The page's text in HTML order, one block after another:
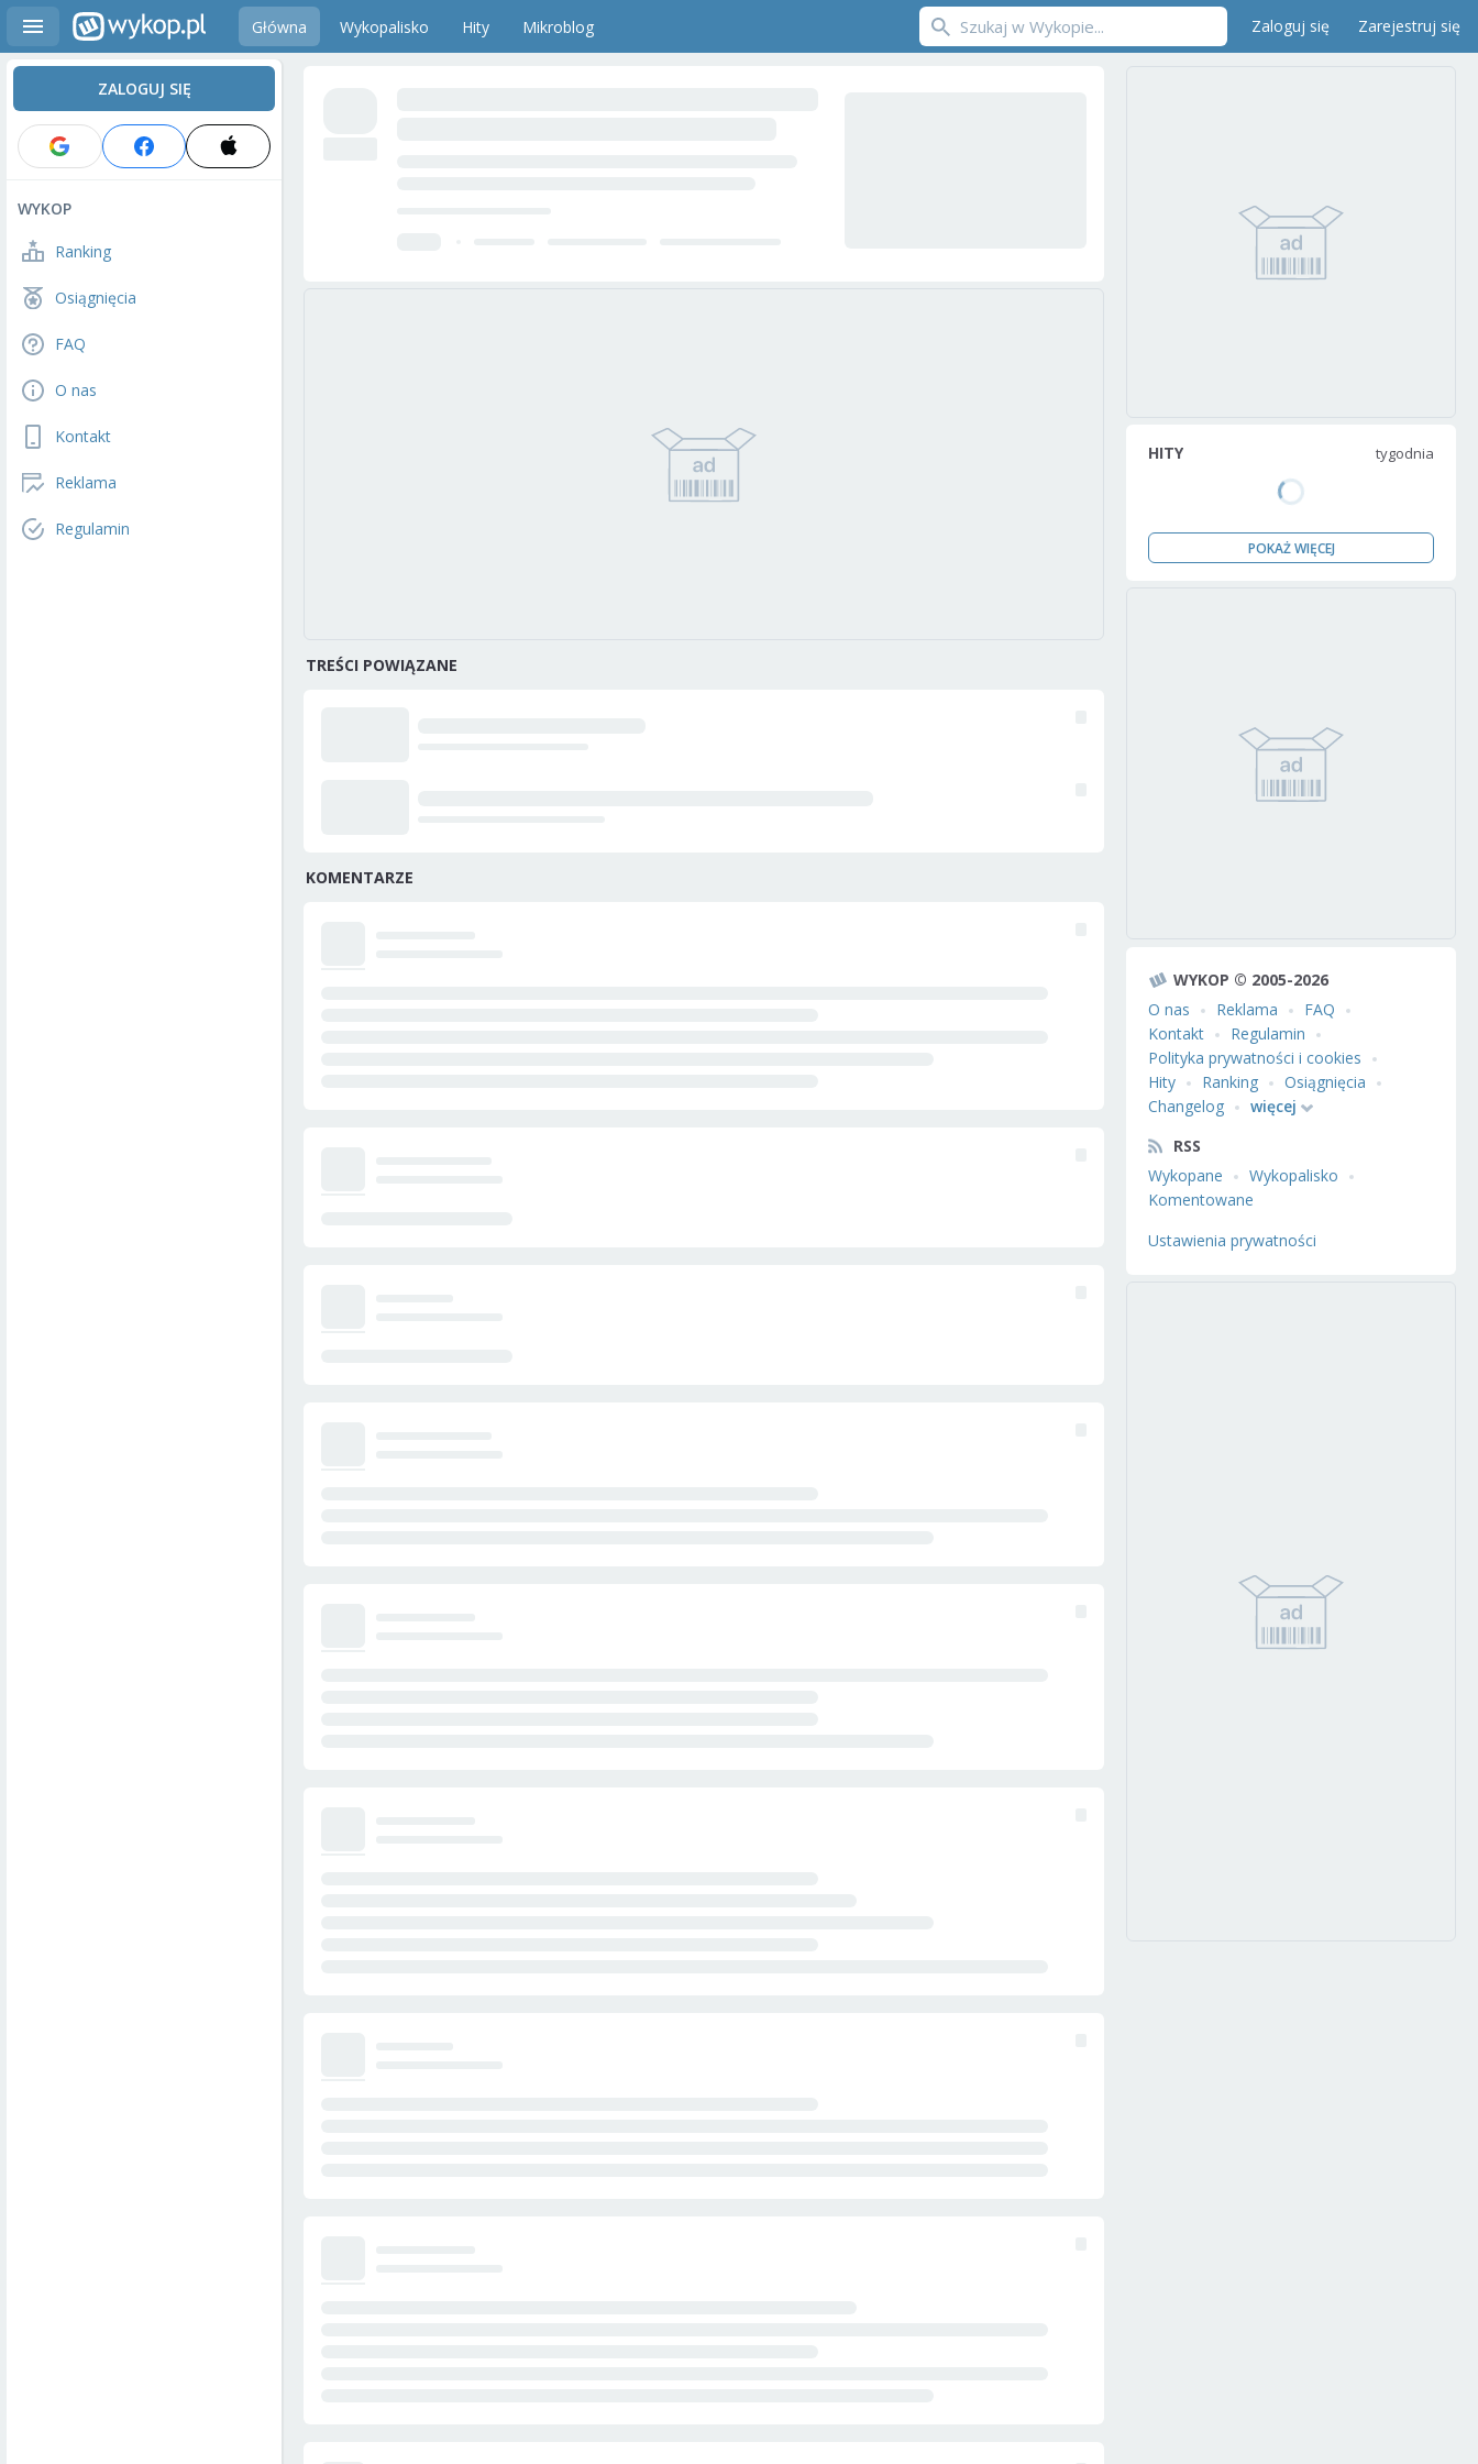
Główna Wykopalisko Hity Mikroblog Zaloguj się Zarejestruj się
ZALOGUJ SIĘ
WYKOP
Ranking
Osiągnięcia
FAQ
O nas
Kontakt
Reklama
Regulamin
TREŚCI POWIĄZANE
KOMENTARZE
HITY tygodnia
POKAŻ WIĘCEJ
WYKOP © 2005-2026
O nas
Reklama
FAQ
Kontakt
Regulamin
Polityka prywatności i cookies
Hity
Ranking
Osiągnięcia
Changelog
więcej
RSS
Wykopane
Wykopalisko
Komentowane
Ustawienia prywatności